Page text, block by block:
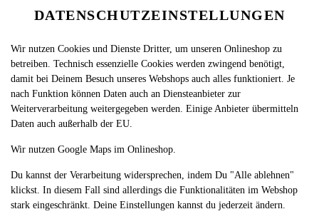
DE
SPRACHE ÄNDERN
BAKLAVA 4 STÜCK
DATENSCHUTZEINSTELLUNGEN
Wir nutzen Cookies und Dienste Dritter, um unseren Onlineshop zu
betreiben. Technisch essenzielle Cookies werden zwingend benötigt,
damit bei Deinem Besuch unseres Webshops auch alles funktioniert. Je
nach Funktion können Daten auch an Diensteanbieter zur
Weiterverarbeitung weitergegeben werden. Einige Anbieter übermitteln
Daten auch außerhalb der EU.
Wir nutzen Google Maps im Onlineshop.
Du kannst der Verarbeitung widersprechen, indem Du "Alle ablehnen"
klickst. In diesem Fall sind allerdings die Funktionalitäten im Webshop
stark eingeschränkt. Deine Einstellungen kannst du jederzeit ändern.